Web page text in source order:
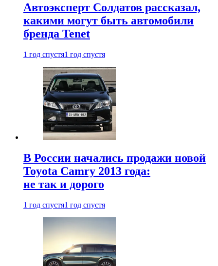
Автоэксперт Солдатов рассказал,
какими могут быть автомобили
бренда Tenet
1 год спустя1 год спустя
В России начались продажи новой
Toyota Camry 2013 года:
не так и дорого
1 год спустя1 год спустя